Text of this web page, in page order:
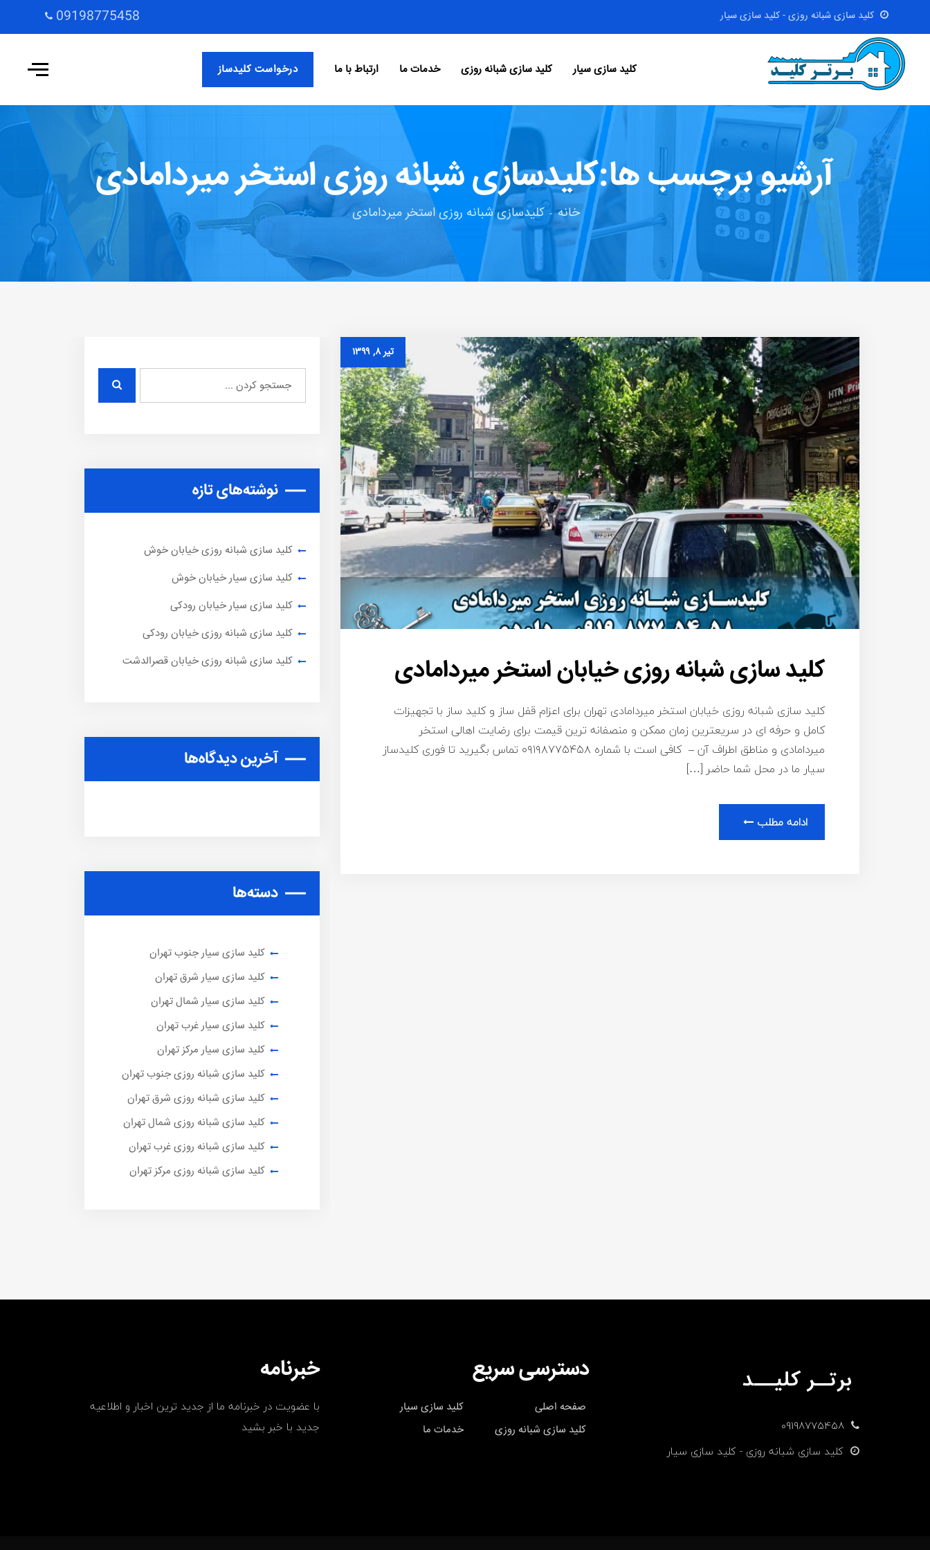
کلید سازی شبانه روزی - کلید سازی سیار 09198775458
کلید سازی سیار کلید سازی شبانه روزی خدمات ما ارتباط با ما درخواست کلیدساز
آرشیو برچسب ها:کلیدسازی شبانه روزی استخر میردامادی
خانه کلیدسازی شبانه روزی استخر میردامادی
تیر ۸, ۱۳۹۹
کلید سازی شبانه روزی خیابان استخر میردامادی
کلید سازی شبانه روزی خیابان استخر میردامادی تهران برای اعزام قفل ساز و کلید ساز با تجهیزات
کامل و حرفه ای در سریعترین زمان ممکن و منصفانه ترین قیمت برای رضایت اهالی استخر
میردامادی و مناطق اطراف آن – کافی است با شماره ۰۹۱۹۸۷۷۵۴۵۸ تماس بگیرید تا فوری کلیدساز
سیار ما در محل شما حاضر […]
ادامه مطلب
نوشته‌های تازه
کلید سازی شبانه روزی خیابان خوش
کلید سازی سیار خیابان خوش
کلید سازی سیار خیابان رودکی
کلید سازی شبانه روزی خیابان رودکی
کلید سازی شبانه روزی خیابان قصرالدشت
آخرین دیدگاه‌ها
دسته‌ها
کلید سازی سیار جنوب تهران
کلید سازی سیار شرق تهران
کلید سازی سیار شمال تهران
کلید سازی سیار غرب تهران
کلید سازی سیار مرکز تهران
کلید سازی شبانه روزی جنوب تهران
کلید سازی شبانه روزی شرق تهران
کلید سازی شبانه روزی شمال تهران
کلید سازی شبانه روزی غرب تهران
کلید سازی شبانه روزی مرکز تهران
09198775458
کلید سازی شبانه روزی - کلید سازی سیار
دسترسی سریع
صفحه اصلی
کلید سازی سیار
کلید سازی شبانه روزی
خدمات ما
خبرنامه
با عضویت در خبرنامه ما از جدید ترین اخبار و اطلاعیه
جدید با خبر بشید